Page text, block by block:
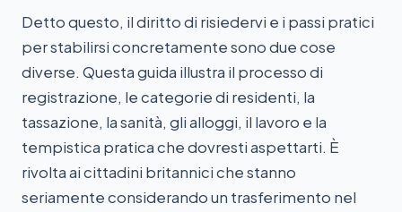
Detto questo, il diritto di risiedervi e i passi pratici
per stabilirsi concretamente sono due cose
diverse. Questa guida illustra il processo di
registrazione, le categorie di residenti, la
tassazione, la sanità, gli alloggi, il lavoro e la
tempistica pratica che dovresti aspettarti. È
rivolta ai cittadini britannici che stanno
seriamente considerando un trasferimento nel